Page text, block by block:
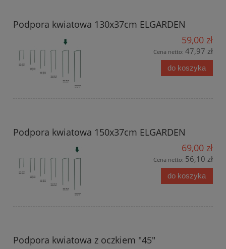
Podpora kwiatowa 130x37cm ELGARDEN
59,00 zł
Cena netto: 47,97 zł
do koszyka
Podpora kwiatowa 150x37cm ELGARDEN
69,00 zł
Cena netto: 56,10 zł
do koszyka
Podpora kwiatowa z oczkiem "45"